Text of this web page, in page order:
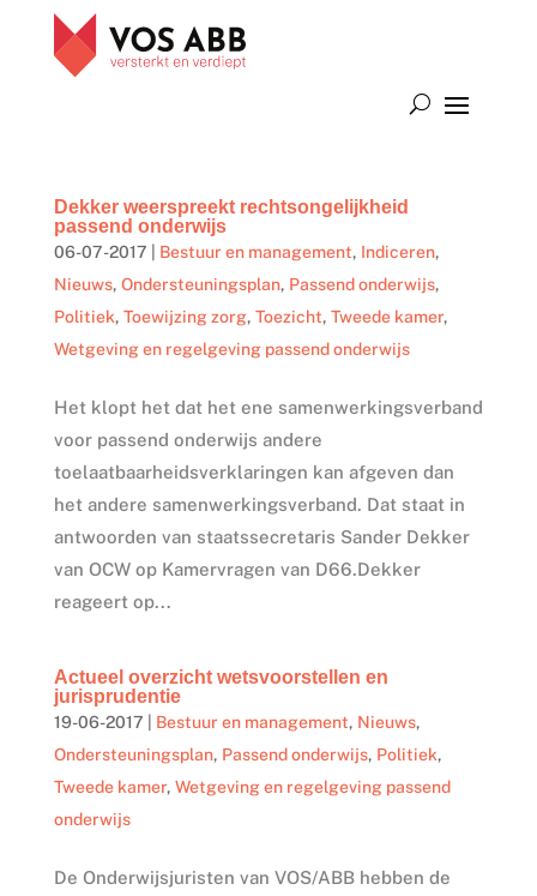
Dekker weerspreekt rechtsongelijkheid
passend onderwijs
06-07-2017 Bestuur en management, Indiceren,
Nieuws, Ondersteuningsplan, Passend onderwijs,
Politiek, Toewijzing zorg, Toezicht, Tweede kamer,
Wetgeving en regelgeving passend onderwijs
Het klopt het dat het ene samenwerkingsverband
voor passend onderwijs andere
toelaatbaarheidsverklaringen kan afgeven dan
het andere samenwerkingsverband. Dat staat in
antwoorden van staatssecretaris Sander Dekker
van OCW op Kamervragen van D66.Dekker
reageert op...
Actueel overzicht wetsvoorstellen en
jurisprudentie
19-06-2017 Bestuur en management, Nieuws,
Ondersteuningsplan, Passend onderwijs, Politiek,
Tweede kamer, Wetgeving en regelgeving passend
onderwijs
De Onderwijsjuristen van VOS/ABB hebben de